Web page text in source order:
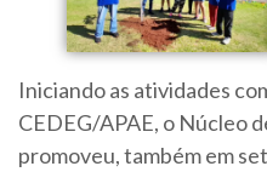
Iniciando as atividades
CEDEG/APAE, o Núcleo
promoveu, também em